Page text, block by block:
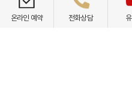
개인정보취급방침 이용약관
온라인 예약 전화상담